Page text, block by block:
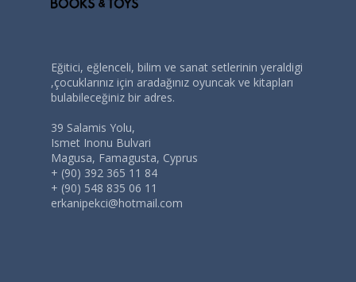
Eğitici, eğlenceli, bilim ve sanat setlerinin yeraldigi
,çocuklarınız için aradağınız oyuncak ve kitapları
bulabileceğiniz bir adres.
39 Salamis Yolu,
Ismet Inonu Bulvari
Magusa, Famagusta, Cyprus
+ (90) 392 365 11 84
+ (90) 548 835 06 11
erkanipekci@hotmail.com